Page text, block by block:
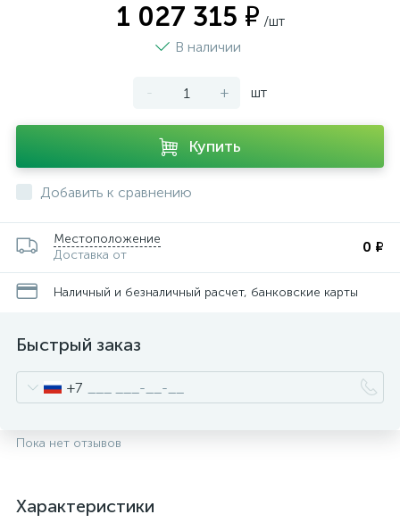
1 027 315 ₽ /шт
В наличии
- + шт
Купить
Добавить к сравнению
Местоположение
Доставка от
0 ₽
Наличный и безналичный расчет, банковские карты
Быстрый заказ
+7
Пока нет отзывов
Характеристики